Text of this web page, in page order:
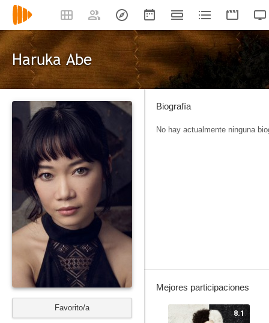
Haruka Abe
Favorito/a
Biografía
No hay actualmente ninguna
Mejores participaciones
8.1